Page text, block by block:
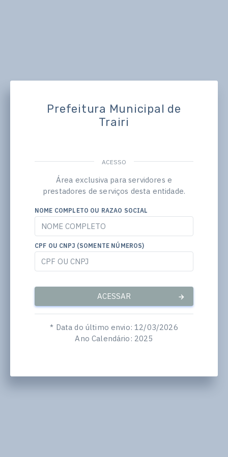
Prefeitura Municipal de
Trairi
ACESSO
Área exclusiva para servidores e
prestadores de serviços desta entidade.
NOME COMPLETO OU RAZAO SOCIAL
CPF OU CNPJ (SOMENTE NÚMEROS)
ACESSAR
* Data do último envio: 12/03/2026
Ano Calendário: 2025